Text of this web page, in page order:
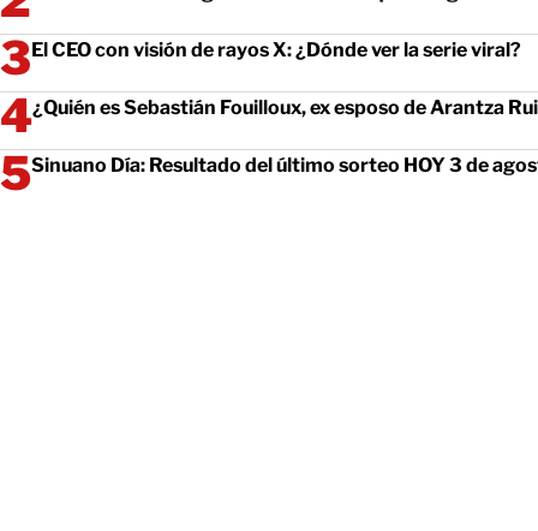
El CEO con visión de rayos X: ¿Dónde ver la serie viral?
¿Quién es Sebastián Fouilloux, ex esposo de Arantza
Sinuano Día: Resultado del último sorteo HOY 3 de